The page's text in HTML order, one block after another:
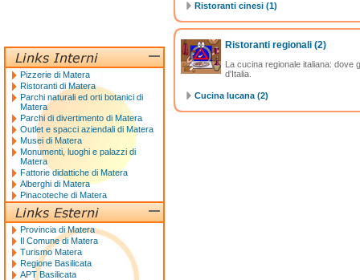
Ristoranti cinesi (1)
Ristoranti regionali (2)
La cucina regionale italiana: dove
d'Italia.
Cucina lucana (2)
Pizzerie di Matera
Ristoranti di Matera
Parchi naturali ed orti botanici di
Matera
Parchi di divertimento di Matera
Outlet e spacci aziendali di Matera
Musei di Matera
Monumenti, luoghi e palazzi di
Matera
Fattorie didattiche di Matera
Alberghi di Matera
Pinacoteche di Matera
Provincia di Matera
Il Comune di Matera
Turismo Matera
Regione Basilicata
APT Basilicata